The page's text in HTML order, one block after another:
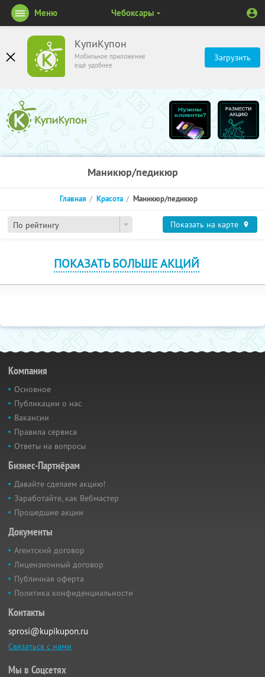
КупиКупон
Мобильное приложение
ещё удобнее
Загрузить
Меню Чебоксары
Маникюр/педикюр
По рейтингу
Главная Красота Маникюр/педикюр
Показать на карте
ПОКАЗАТЬ БОЛЬШЕ АКЦИЙ
Компания
Основное
Публикации о нас
Вакансии
Правила сервиса
Ответы на вопросы
Бизнес-Партнёрам
Давайте сделаем акцию!
Заработайте, как Вебмастер
Прошедшие акции
Документы
Агентский договор
Лицензионный договор
Публичная оферта
Политика конфиденциальности
Контакты
sprosi@kupikupon.ru
Связаться с нами
Мы в Соцсетях